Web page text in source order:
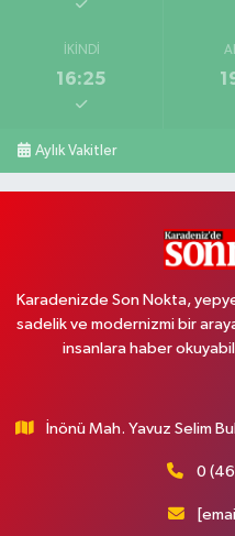
İKINDI
16:25
Aylık Vakitler
Karadenizde Son Nokta,
sadelik ve modernizmi bir
insanlara haber
İnönü Mah. Yavuz Selim
0